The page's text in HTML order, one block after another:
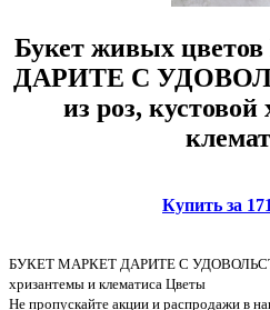
Букет живых
ДАРИТЕ С
из роз,
Купить за
БУКЕТ МАРКЕТ ДАРИТЕ С
хризантемы и клематиса Цветы
Не пропускайте акции и распродажи в